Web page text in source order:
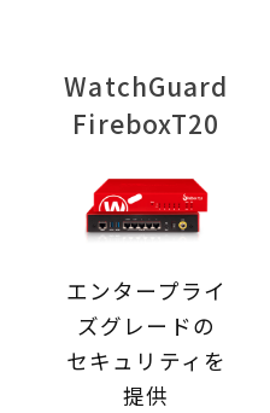
WatchGuard
FireboxT20
エンタープライ
ズグレードの
セキュリティを
提供